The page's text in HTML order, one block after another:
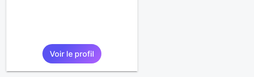
Voir le profil